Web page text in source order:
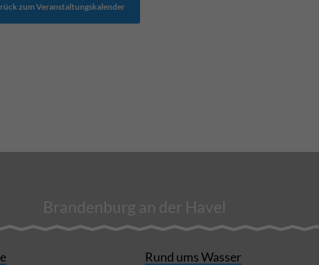
zum Veranstaltungskalender
Brandenburg an der Havel
Rund ums Wasser